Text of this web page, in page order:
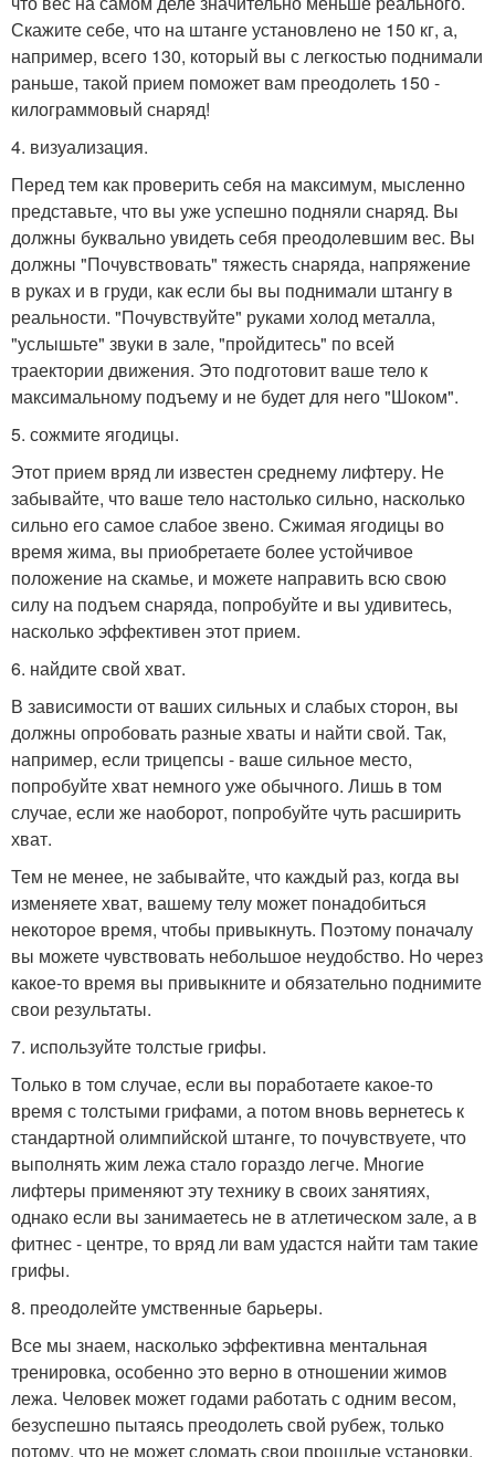
Скажите себе, что на штанге установлено не 150 кг, а,
например, всего 130, который вы с легкостью поднимали
раньше, такой прием поможет вам преодолеть 150 -
килограммовый снаряд!
4. визуализация.
Перед тем как проверить себя на максимум, мысленно
представьте, что вы уже успешно подняли снаряд. Вы
должны буквально увидеть себя преодолевшим вес. Вы
должны "Почувствовать" тяжесть снаряда, напряжение
в руках и в груди, как если бы вы поднимали штангу в
реальности. "Почувствуйте" руками холод металла,
"услышьте" звуки в зале, "пройдитесь" по всей
траектории движения. Это подготовит ваше тело к
максимальному подъему и не будет для него "Шоком".
5. сожмите ягодицы.
Этот прием вряд ли известен среднему лифтеру. Не
забывайте, что ваше тело настолько сильно, насколько
сильно его самое слабое звено. Сжимая ягодицы во
время жима, вы приобретаете более устойчивое
положение на скамье, и можете направить всю свою
силу на подъем снаряда, попробуйте и вы удивитесь,
насколько эффективен этот прием.
6. найдите свой хват.
В зависимости от ваших сильных и слабых сторон, вы
должны опробовать разные хваты и найти свой. Так,
например, если трицепсы - ваше сильное место,
попробуйте хват немного уже обычного. Лишь в том
случае, если же наоборот, попробуйте чуть расширить
хват.
Тем не менее, не забывайте, что каждый раз, когда вы
изменяете хват, вашему телу может понадобиться
некоторое время, чтобы привыкнуть. Поэтому поначалу
вы можете чувствовать небольшое неудобство. Но через
какое-то время вы привыкните и обязательно поднимите
свои результаты.
7. используйте толстые грифы.
Только в том случае, если вы поработаете какое-то
время с толстыми грифами, а потом вновь вернетесь к
стандартной олимпийской штанге, то почувствуете, что
выполнять жим лежа стало гораздо легче. Многие
лифтеры применяют эту технику в своих занятиях,
однако если вы занимаетесь не в атлетическом зале, а в
фитнес - центре, то вряд ли вам удастся найти там такие
грифы.
8. преодолейте умственные барьеры.
Все мы знаем, насколько эффективна ментальная
тренировка, особенно это верно в отношении жимов
лежа. Человек может годами работать с одним весом,
безуспешно пытаясь преодолеть свой рубеж, только
потому, что не может сломать свои прошлые установки.